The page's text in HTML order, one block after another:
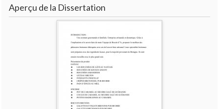
Aperçu de la Dissertation